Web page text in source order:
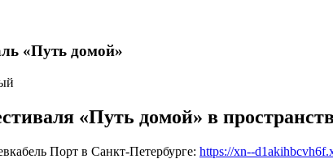
«Путь домой»
«Путь домой» в
Порт в Санкт-Петербурге: https://xn--